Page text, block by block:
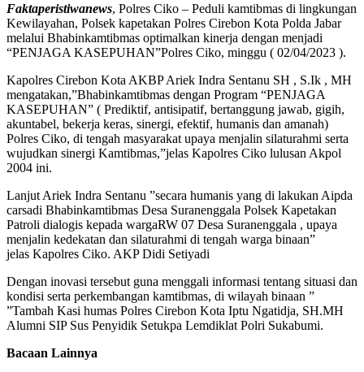
Faktaperistiwanews, Polres Ciko – Peduli kamtibmas di lingkungan
Kewilayahan, Polsek kapetakan Polres Cirebon Kota Polda Jabar
melalui Bhabinkamtibmas optimalkan kinerja dengan menjadi
“PENJAGA KASEPUHAN”Polres Ciko, minggu ( 02/04/2023 ).
Kapolres Cirebon Kota AKBP Ariek Indra Sentanu SH , S.Ik , MH
mengatakan,”Bhabinkamtibmas dengan Program “PENJAGA
KASEPUHAN” ( Prediktif, antisipatif, bertanggung jawab, gigih,
akuntabel, bekerja keras, sinergi, efektif, humanis dan amanah)
Polres Ciko, di tengah masyarakat upaya menjalin silaturahmi serta
wujudkan sinergi Kamtibmas,”jelas Kapolres Ciko lulusan Akpol
2004 ini.
Lanjut Ariek Indra Sentanu ”secara humanis yang di lakukan Aipda
carsadi Bhabinkamtibmas Desa Suranenggala Polsek Kapetakan
Patroli dialogis kepada wargaRW 07 Desa Suranenggala , upaya
menjalin kedekatan dan silaturahmi di tengah warga binaan”
jelas Kapolres Ciko. AKP Didi Setiyadi
Dengan inovasi tersebut guna menggali informasi tentang situasi dan
kondisi serta perkembangan kamtibmas, di wilayah binaan ”
”Tambah Kasi humas Polres Cirebon Kota Iptu Ngatidja, SH.MH
Alumni SIP Sus Penyidik Setukpa Lemdiklat Polri Sukabumi.
Bacaan Lainnya